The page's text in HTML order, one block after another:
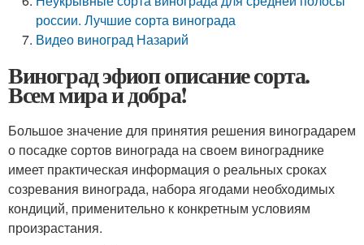
россии. Лучшие сорта винограда
Видео виноград Назарий
Виноград эфиоп описание сорта.
Всем мира и добра!
Большое значение для принятия решения виноградарем
о посадке сортов винограда на своем винограднике
имеет практическая информация о реальных сроках
созревания винограда, набора ягодами необходимых
кондиций, применительно к конкретным условиям
произрастания.